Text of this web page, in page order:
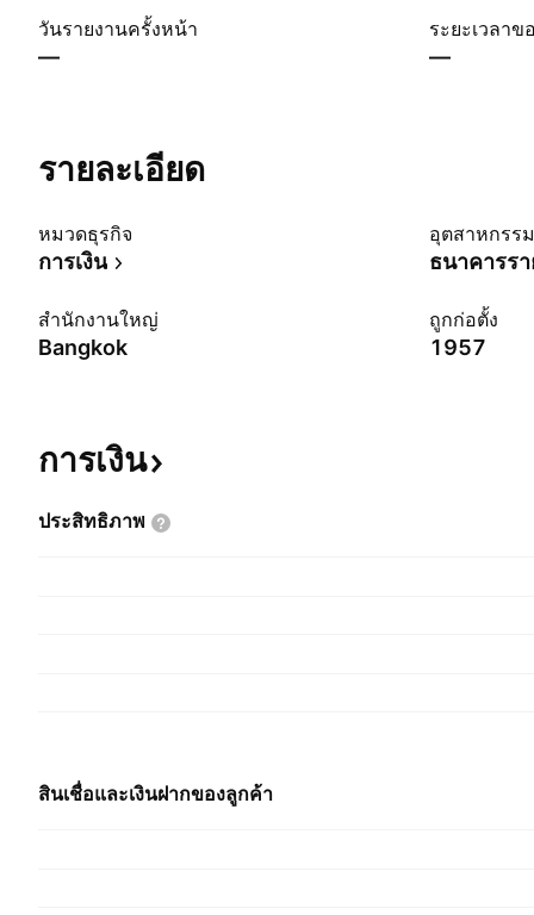
วันรายงานครั้งหน้า
—
ระยะเวลาข
—
รายละเอียด
หมวดธุรกิจ
การเงิน
อุตสาหกรรม
ธนาคารร
สำนักงานใหญ่
Bangkok
ถูกก่อตั้ง
1957
การเงิน
ประสิทธิภาพ
สินเชื่อและเงินฝากของลูกค้า